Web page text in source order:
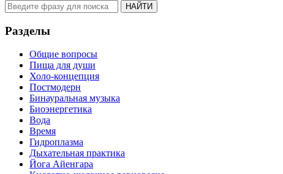
Разделы
Общие вопросы
Пища для души
Холо-концепция
Постмодерн
Бинауральная музыка
Биоэнергетика
Вода
Время
Гидроплазма
Дыхательная практика
Йога Айенгара